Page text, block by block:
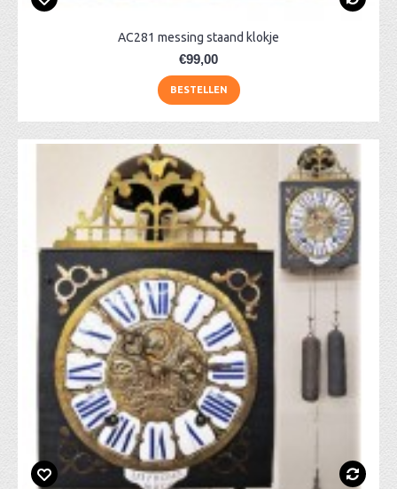
AC281 messing staand klokje
€99,00
BESTELLEN